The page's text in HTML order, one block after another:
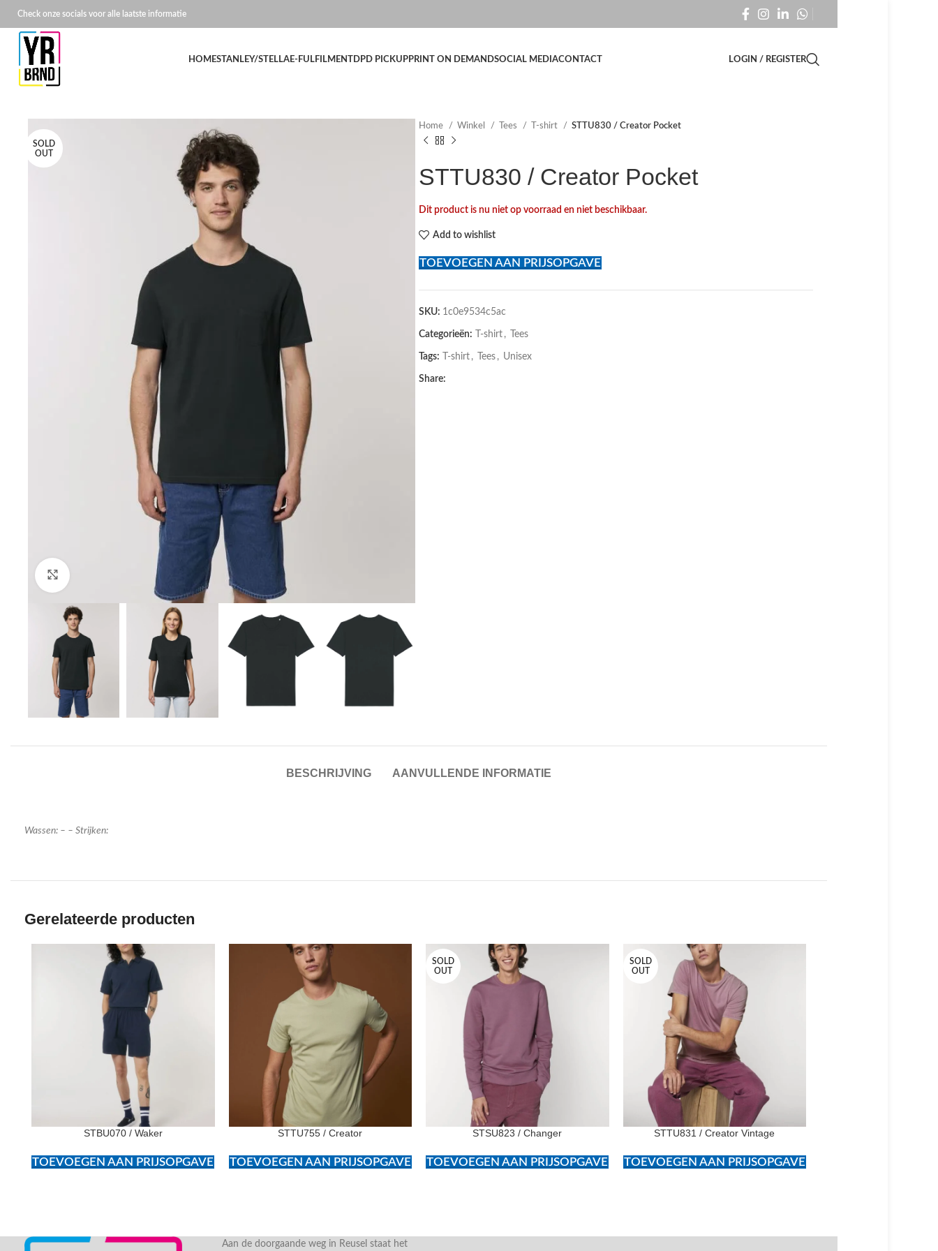
Check onze socials voor alle laatste informatie
HOMESTANLEY/STELLAE-FULFILMENT DPD PICKUPPRINT ON DEMANDSOCIAL MEDIACONTACT LOGIN / REGISTER
SOLD
OUT
Home Winkel Tees T-shirt STTU830 / Creator Pocket
STTU830 / Creator Pocket
Dit product is nu niet op voorraad en niet beschikbaar.
Add to wishlist
TOEVOEGEN AAN PRIJSOPGAVE
SKU: 1c0e9534c5ac
Categorieën: T-shirt , Tees
Tags: T-shirt , Tees , Unisex
Share:
BESCHRIJVING AANVULLENDE INFORMATIE
Wassen: – – Strijken:
Gerelateerde producten
STBU070 / Waker
TOEVOEGEN AAN PRIJSOPGAVE
STTU755 / Creator
TOEVOEGEN AAN PRIJSOPGAVE
SOLD
OUT
STSU823 / Changer
TOEVOEGEN AAN PRIJSOPGAVE
SOLD
OUT
STTU831 / Creator Vintage
TOEVOEGEN AAN PRIJSOPGAVE
Aan de doorgaande weg in Reusel staat het